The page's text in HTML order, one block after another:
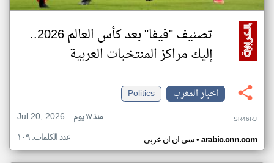
تصنيف "فيفا" بعد كأس العالم 2026..
إليك مراكز المنتخبات العربية
اخبار المغرب
Politics
Jul 20, 2026
منذ ١٧ يوم SR46RJ
سي ان ان عربي• arabic.cnn.com عدد الكلمات: ١٠٩